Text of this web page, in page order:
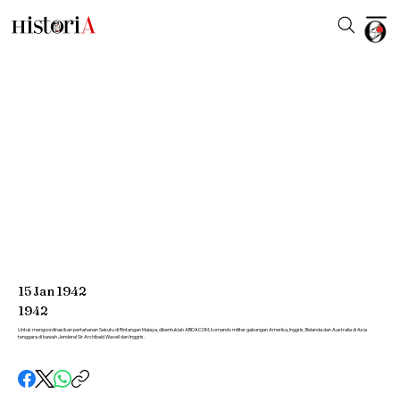
15Jan1942
1942
Untuk mengoordinasikan pertahanan Sekutu di Rintangan Malaya, dibentuklah ABDACOM, komando militer gabungan Amerika, Inggris, Belanda dan Australia di Asia
tenggara di bawah Jenderal Sir Archibald Wavell dari Inggris.